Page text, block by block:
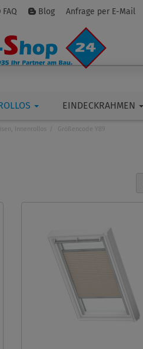
FAQ Blog Anfrage per E-Mail
EINDECKRAHMEN
Innenrollos Größencode Y89